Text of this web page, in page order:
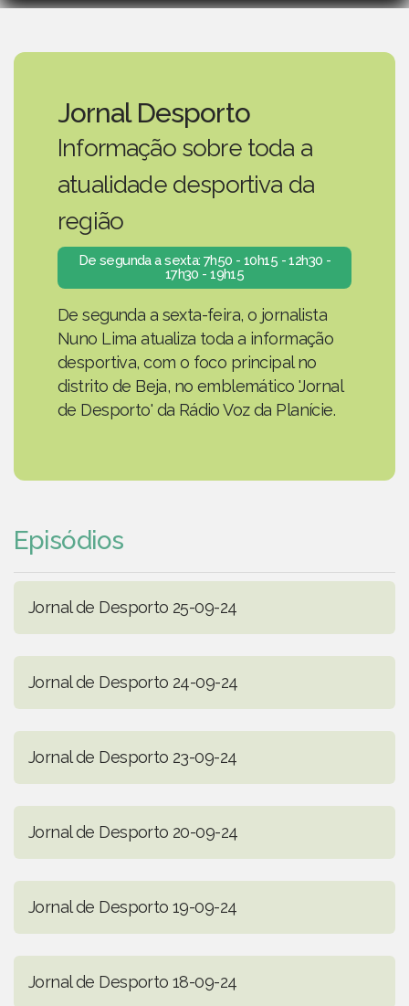
Jornal Desporto
Informação sobre toda a
atualidade desportiva da
região
De segunda a sexta: 7h50 - 10h15 - 12h30 -
17h30 - 19h15
De segunda a sexta-feira, o jornalista
Nuno Lima atualiza toda a informação
desportiva, com o foco principal no
distrito de Beja, no emblemático 'Jornal
de Desporto' da Rádio Voz da Planície.
Episódios
Jornal de Desporto 25-09-24
Jornal de Desporto 24-09-24
Jornal de Desporto 23-09-24
Jornal de Desporto 20-09-24
Jornal de Desporto 19-09-24
Jornal de Desporto 18-09-24